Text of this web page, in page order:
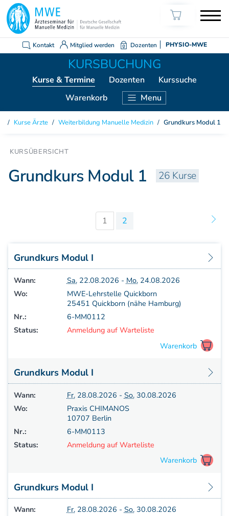
Kontakt Mitglied werden Dozenten PHYSIO-MWE
Kurse & Termine Dozenten
Kurssuche
Warenkorb
Menu
KURSE ÄRZTE
Grundkurs Modul 1
Grundkurs Modul 2
Grundkurs Modul 3
Aufbaukurs Modul 6
Aufbaukurs Modul 7
Aufbaukurs Modul 8
Fortbildung & Zusatzkurse
Refresherkurse Manuelle Medizin
Kinesio-Sport-Taping
Krankengymnastik am Gerät
PNE - Pain Neuroscience Education
Counterstrain I
Muskel-Energie
Craniale Osteopathie I
Viszerale Ostepathie I
Integration
MFR/Lymphatics
Craniale Osteopathie II
Viszerale Osteopathie II
Still/FPR
Kurse Ärzte / Weiterbildung Manuelle Medizin / Grundkurs Modul 1
Grundkurs Modul 1 26 Kurse
1 2
Grundkurs Modul I
Wann: Sa.22.08.2026 - Mo.24.08.2026
Wo:
MWE-Lehrstelle Quickborn
25451 Quickborn (nähe Hamburg)
Nr.:
6-MM0112
Status:
Anmeldung auf Warteliste
Grundkurs Modul I
Wann: Fr.28.08.2026 - So.30.08.2026
Wo:
Praxis CHIMANOS
10707 Berlin
Nr.:
6-MM0113
Status:
Anmeldung auf Warteliste
Grundkurs Modul I
Wann: Fr.28.08.2026 - So.30.08.2026